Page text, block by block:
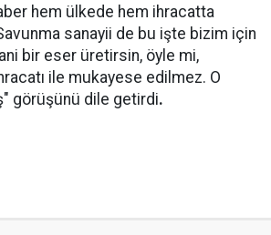
hem ülkede hem ihracatta
sanayii de bu işte bizim için
bir eser üretirsin, öyle mi,
ile mukayese edilmez. O
görüşünü dile getirdi.